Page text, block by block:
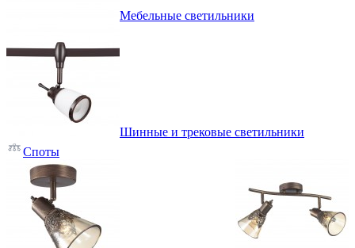
Мебельные светильники
Шинные и трековые светильники
Споты